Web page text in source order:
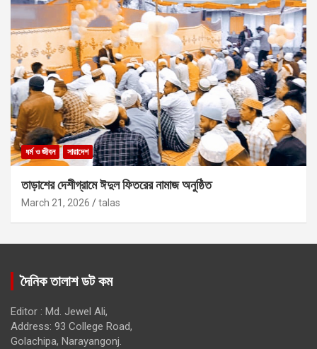
ধর্ম ও জীবন সারাদেশ
তাড়াশের দেশীগ্রামে ঈদুল ফিতরের নামাজ অনুষ্ঠিত
March 21, 2026 talas
দৈনিক তালাশ ডট কম
Editor : Md. Jewel Ali,
Address: 93 College Road,
Golachipa, Narayangonj.